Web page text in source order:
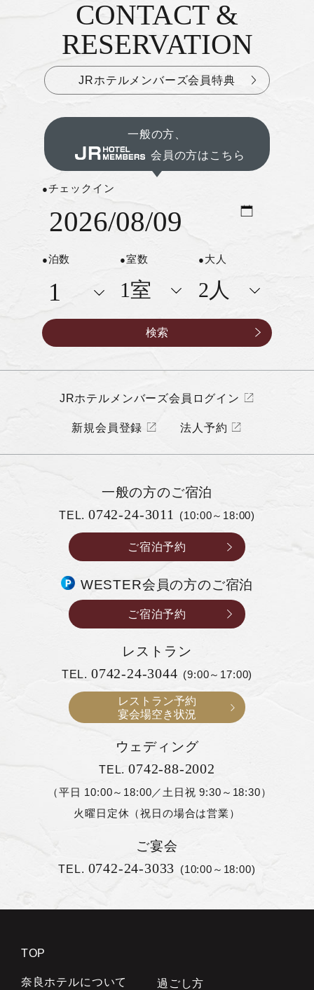
お問い合わせ&ご予約
CONTACT &
RESERVATION
JRホテルメンバーズ会員特典
一般の方、
会員の方はこちら
チェックイン
泊数 室数 大人
JRホテルメンバーズ会員ログイン
新規会員登録 法人予約
一般の方のご宿泊
TEL. 0742-24-3011 (10:00～18:00)
ご宿泊予約
WESTER会員の方のご宿泊
ご宿泊予約
レストラン
TEL. 0742-24-3044 (9:00～17:00)
レストラン予約
宴会場空き状況
ウェディング
TEL.0742-88-2002
（平日 10:00～18:00／土日祝 9:30～18:30）
火曜日定休（祝日の場合は営業）
ご宴会
TEL. 0742-24-3033 (10:00～18:00)
TOP
奈良ホテルについて 過ごし方